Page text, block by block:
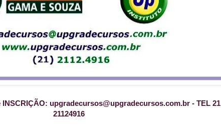
INSCRIÇÃO: upgradecursos@upgradecursos.com.br - TEL 21
21124916